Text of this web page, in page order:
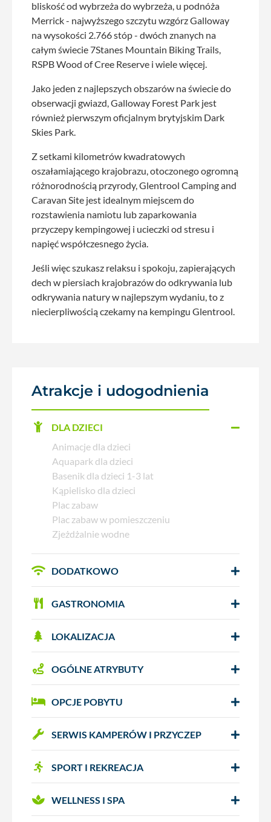
bliskość od wybrzeża do wybrzeża, u podnóża
Merrick - najwyższego szczytu wzgórz Galloway
na wysokości 2.766 stóp - dwóch znanych na
całym świecie 7Stanes Mountain Biking Trails,
RSPB Wood of Cree Reserve i wiele więcej.
Jako jeden z najlepszych obszarów na świecie do
obserwacji gwiazd, Galloway Forest Park jest
również pierwszym oficjalnym brytyjskim Dark
Skies Park.
Z setkami kilometrów kwadratowych
oszałamiającego krajobrazu, otoczonego ogromną
różnorodnością przyrody, Glentrool Camping and
Caravan Site jest idealnym miejscem do
rozstawienia namiotu lub zaparkowania
przyczepy kempingowej i ucieczki od stresu i
napięć współczesnego życia.
Jeśli więc szukasz relaksu i spokoju, zapierających
dech w piersiach krajobrazów do odkrywania lub
odkrywania natury w najlepszym wydaniu, to z
niecierpliwością czekamy na kempingu Glentrool.
Atrakcje i udogodnienia
DLA DZIECI
Animacje dla dzieci
Aquapark dla dzieci
Basenik dla dzieci 1-3 lat
Kąpielisko dla dzieci
Plac zabaw
Plac zabaw w pomieszczeniu
Zjeżdżalnie wodne
DODATKOWO
GASTRONOMIA
LOKALIZACJA
OGÓLNE ATRYBUTY
OPCJE POBYTU
SERWIS KAMPERÓW I PRZYCZEP
SPORT I REKREACJA
WELLNESS I SPA